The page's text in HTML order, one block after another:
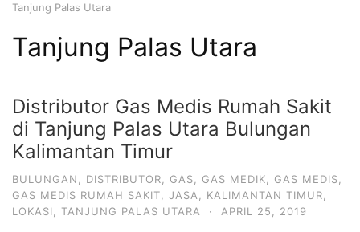
Tanjung Palas Utara
Tanjung Palas Utara
Distributor Gas Medis Rumah Sakit
di Tanjung Palas Utara Bulungan
Kalimantan Timur
BULUNGAN DISTRIBUTOR GAS GAS MEDIK GAS MEDIS
GAS MEDIS RUMAH SAKIT
JASA KALIMANTAN TIMUR
LOKASI
TANJUNG PALAS UTARA · APRIL 25, 2019